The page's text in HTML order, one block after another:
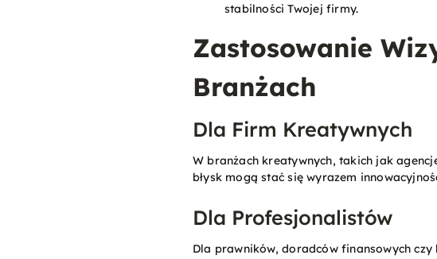
stabilności Twojej firmy.
Zastosowanie
Branżach
Dla Firm Kreatywnych
W branżach kreatywnych, takich jak
błysk mogą stać się wyrazem
Dla Profesjonalistów
Dla prawników, doradców finansowych